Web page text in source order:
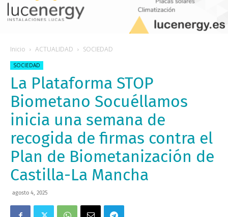
Inicio ACTUALIDAD SOCIEDAD
SOCIEDAD
La Plataforma STOP
Biometano Socuéllamos
inicia una semana de
recogida de firmas contra el
Plan de Biometanización de
Castilla-La Mancha
agosto 4, 2025